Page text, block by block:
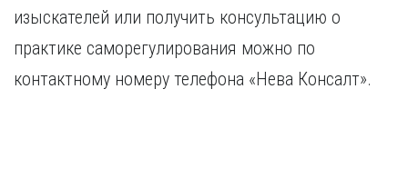
изыскателей или получить консультацию о
практике саморегулирования можно по
контактному номеру телефона «Нева Консалт».